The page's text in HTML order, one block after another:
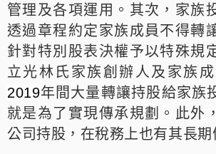
管理及各項運用。其次，家族
透過章程約定家族成員不得轉
針對特別股表決權予以特殊規
立光林氏家族創辦人及家族
2019年間大量轉讓持股給家族
就是為了實現傳承規劃。此外
公司持股，在稅務上也有其長期